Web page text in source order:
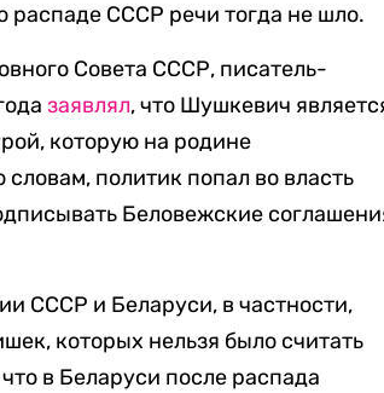
распаде СССР речи тогда не шло.
Совета СССР, писатель-
заявлял, что Шушкевич
которую на родине
политик попал во власть
Беловежские
СССР и Беларуси, в частности,
которых нельзя было считать
в Беларуси после распада